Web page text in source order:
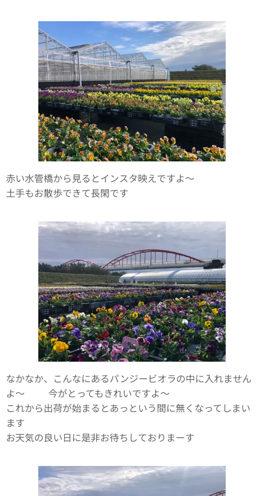
赤い水管橋から見るとインスタ映えですよ〜
土手もお散歩できて長閑です✨
なかなか、こんなにあるパンジービオラの中に入れません
よ〜✨✨今がとってもきれいですよ〜
これから出荷が始まるとあっという間に無くなってしまい
ます💦😅
お天気の良い日に是非お待ちしておりまーす😊